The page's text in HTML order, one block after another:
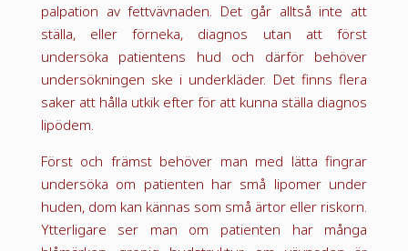
palpation av fettvävnaden. Det går alltså inte att
ställa, eller förneka, diagnos utan att först
undersöka patientens hud och därför behöver
undersökningen ske i underkläder. Det finns flera
saker att hålla utkik efter för att kunna ställa diagnos
lipödem.
Först och främst behöver man med lätta fingrar
undersöka om patienten har små lipomer under
huden, dom kan kännas som små ärtor eller riskorn.
Ytterligare ser man om patienten har många